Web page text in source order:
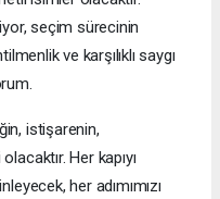
seçim sürecinin
ve karşılıklı saygı
istişarenin,
Her kapıyı
her adımımızı